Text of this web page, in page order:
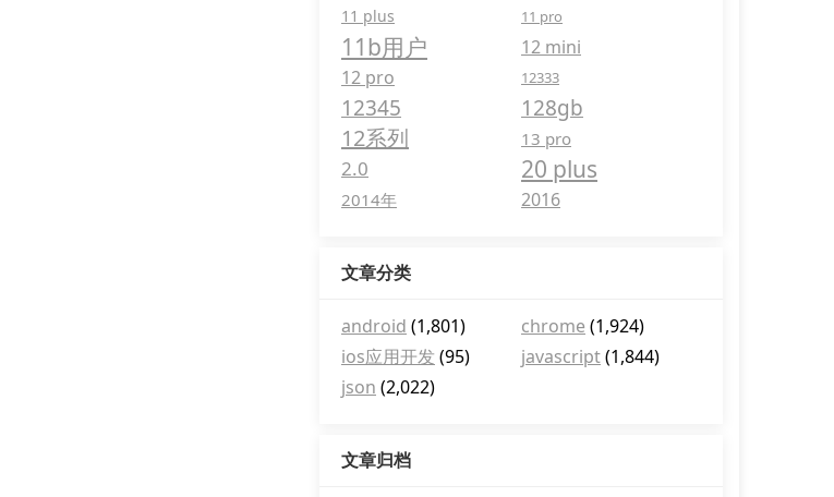
11 plus 11 pro
11b用户
12 mini
12 pro
12333
12345 128gb
12系列 13 pro
2.0 20 plus
2014年 2016
文章分类
android (1,801) chrome (1,924)
ios应用开发 (95) javascript(1,844)
json (2,022)
文章归档